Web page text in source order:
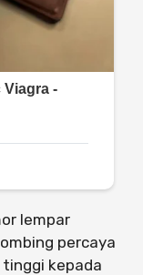
lempar
percaya
kepada